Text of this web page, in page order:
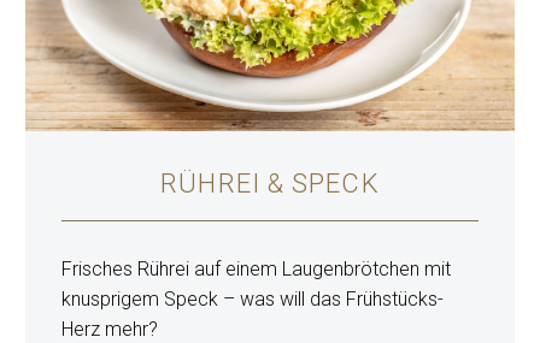
RÜHREI & SPECK
Frisches Rührei auf einem Laugenbrötchen mit
knusprigem Speck – was will das Frühstücks-
Herz mehr?